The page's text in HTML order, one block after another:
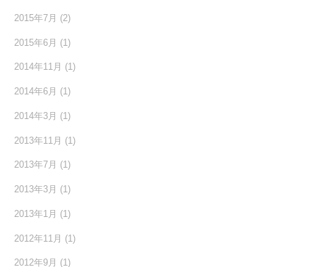
2015年7月 (2)
2015年6月 (1)
2014年11月 (1)
2014年6月 (1)
2014年3月 (1)
2013年11月 (1)
2013年7月 (1)
2013年3月 (1)
2013年1月 (1)
2012年11月 (1)
2012年9月 (1)